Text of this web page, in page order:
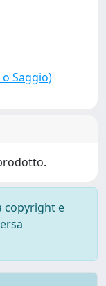
Saggio)
copyright e